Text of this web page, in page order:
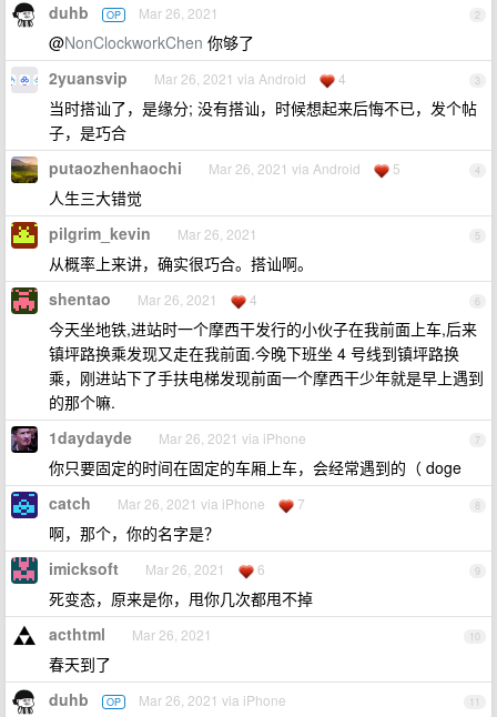
2
duhb OP Mar 26, 2021
@NonClockworkChen 你够了
3
2yuansvip Mar 26, 2021 via Android 4
当时搭讪了，是缘分; 没有搭讪，时候想起来后悔不已，发个帖
子，是巧合
4
putaozhenhaochi Mar 26, 2021 via Android 5
人生三大错觉
5
pilgrim_kevin Mar 26, 2021
从概率上来讲，确实很巧合。搭讪啊。
6
shentao Mar 26, 2021 4
今天坐地铁,进站时一个摩西干发行的小伙子在我前面上车,后来
镇坪路换乘发现又走在我前面.今晚下班坐 4 号线到镇坪路换
乘，刚进站下了手扶电梯发现前面一个摩西干少年就是早上遇到
的那个嘛.
7
1daydayde Mar 26, 2021 via iPhone
你只要固定的时间在固定的车厢上车，会经常遇到的（ doge
8
catch Mar 26, 2021 via iPhone 7
啊，那个，你的名字是？
9
imicksoft Mar 26, 2021 6
死变态，原来是你，甩你几次都甩不掉
10
acthtml Mar 26, 2021
春天到了
11
duhb OP Mar 26, 2021 via iPhone